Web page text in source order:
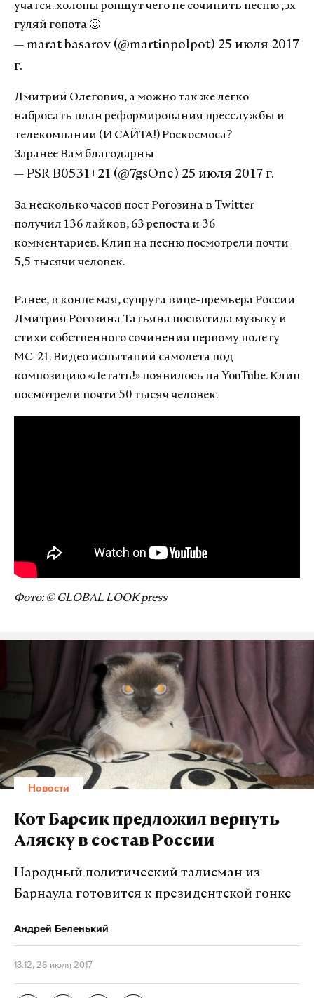
учатся..холопы ропщут чего не сочинить песню ,эх
гуляй гопота 🙂
— marat basarov (@martinpolpot) 25 июля 2017
г.
Дмитрий Олегович, а можно так же легко
набросать план реформирования пресслужбы и
телекомпании (И САЙТА!) Роскосмоса?
Заранее Вам благодарны
— PSR B0531+21 (@7gsOne) 25 июля 2017 г.
За несколько часов пост Рогозина в Twitter
получил 136 лайков, 63 репоста и 36
комментариев. Клип на песню посмотрели почти
5,5 тысячи человек.
Ранее, в конце мая, супруга вице-премьера России
Дмитрия Рогозина Татьяна посвятила музыку и
стихи собственного сочинения первому полету
МС-21. Видео испытаний самолета под
композицию «Летать!» появилось на YouTube. Клип
посмотрели почти 50 тысяч человек.
Фото: © GLOBAL LOOK press
Новости
Кот Барсик предложил вернуть
Аляску в состав России
Народный политический талисман из
Барнаула готовится к президентской гонке
Андрей Беленький
13:12, 26 июля 2017